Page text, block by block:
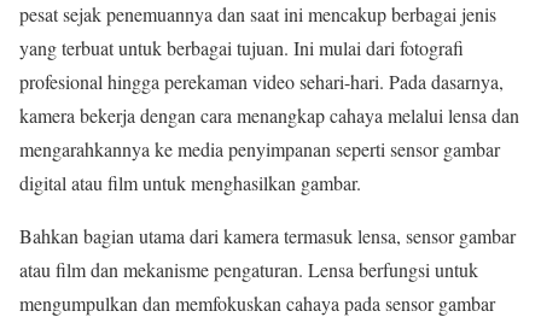
pesat sejak penemuannya dan saat ini mencakup berbagai jenis
yang terbuat untuk berbagai tujuan. Ini mulai dari fotografi
profesional hingga perekaman video sehari-hari. Pada dasarnya,
kamera bekerja dengan cara menangkap cahaya melalui lensa dan
mengarahkannya ke media penyimpanan seperti sensor gambar
digital atau film untuk menghasilkan gambar.
Bahkan bagian utama dari kamera termasuk lensa, sensor gambar
atau film dan mekanisme pengaturan. Lensa berfungsi untuk
mengumpulkan dan memfokuskan cahaya pada sensor gambar